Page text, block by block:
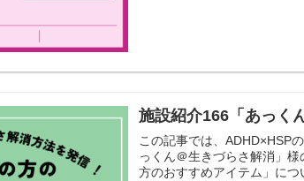
施設紹介166「あっく
この記事では、ADHD×HSP
っくん＠生きづらさ解消」
方のおすすめアイテム」に